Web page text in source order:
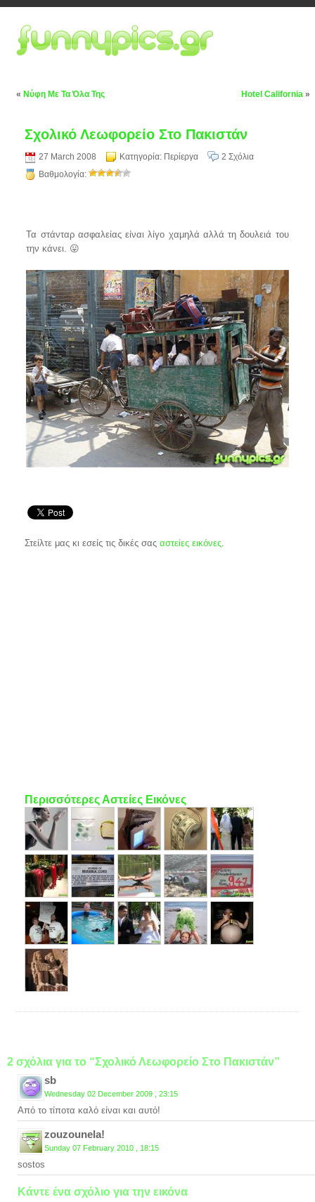
« Νύφη Με Τα Όλα Της Hotel California »
Σχολικό Λεωφορείο Στο Πακιστάν
27 March 2008 Κατηγορία: Περίεργα
2 Σχόλια
Βαθμολογία:
Τα στάνταρ ασφαλείας είναι λίγο χαμηλά αλλά τη δουλειά του
την κάνει. 😛
Στείλτε μας κι εσείς τις δικές σαςαστείες εικόνες
Περισσότερες Αστείες Εικόνες
2 σχόλια για το “Σχολικό Λεωφορείο Στο Πακιστάν”
sb
Wednesday 02 December 2009 , 23:15
Από το τίποτα καλό είναι και αυτό!
zouzounela!
Sunday 07 February 2010 , 18:15
sostos
Κάντε ένα σχόλιο για την εικόνα